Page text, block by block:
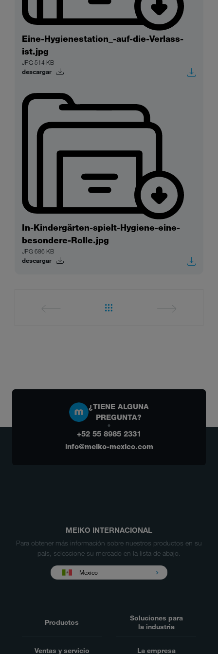
Eine-Hygienestation_-auf-die-Verlass-
ist.jpg
JPG 514 KB
descargar
In-Kindergärten-spielt-Hygiene-eine-
besondere-Rolle.jpg
JPG 686 KB
descargar
¿TIENE ALGUNA
PREGUNTA?
+52 55 8985 2331
info@meiko-mexico.com
MEIKO INTERNACIONAL
Para obtener más información sobre nuestros productos en su
país, seleccione su mercado en la lista de abajo.
Mexico
Productos
Soluciones para
la industria
Ventas y servicio La empresa